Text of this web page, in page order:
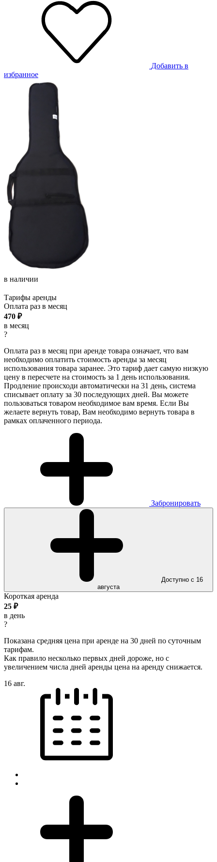
Добавить в
избранное
в наличии
Тарифы аренды
Оплата раз в месяц
470 ₽
в месяц
?
Оплата раз в месяц при аренде товара означает, что вам
необходимо оплатить стоимость аренды за месяц
использования товара заранее. Это тариф дает самую низкую
цену в пересчете на стоимость за 1 день использования.
Продление происходи автоматически на 31 день, система
списывает оплату за 30 последующих дней. Вы можете
пользоваться товаром необходимое вам время. Если Вы
желаете вернуть товар, Вам необходимо вернуть товара в
рамках оплаченного периода.
Забронировать
Доступно с 16
августа
Короткая аренда
25 ₽
в день
?
Показана средняя цена при аренде на 30 дней по суточным
тарифам.
Как правило несколько первых дней дороже, но с
увеличением числа дней аренды цена на аренду снижается.
16 авг.